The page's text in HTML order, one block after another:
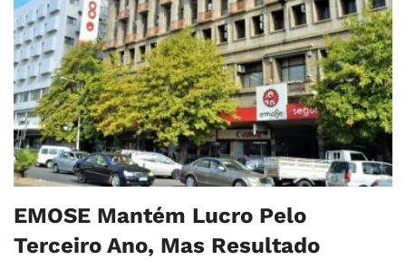
EMOSE Mantém Lucro Pelo
Terceiro Ano, Mas Resultado